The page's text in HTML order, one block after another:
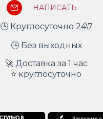
НАПИСАТЬ
🕒 Круглосуточно 24\7
🕒 Без выходных
🚀 Доставка за 1 час
⭐ круглосуточно